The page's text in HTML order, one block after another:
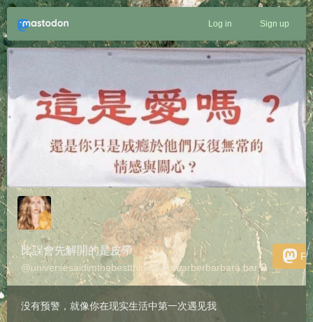
Log in Sign up
比誤會先解開的是皮帶
@universesaidimthebestthing@rhabarberbarbara.bar
没有预警，就像你在现实生活中第一次遇见我